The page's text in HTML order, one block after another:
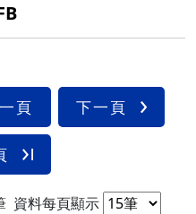
頁 下一頁
資料每頁顯示